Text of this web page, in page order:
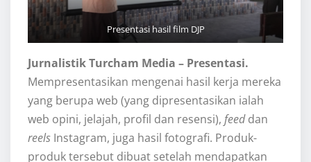
Presentasi hasil film DJP
Jurnalistik Turcham Media – Presentasi.
Mempresentasikan mengenai hasil kerja mereka
yang berupa web (yang dipresentasikan ialah
web opini, jelajah, profil dan resensi), feeddan
reels Instagram, juga hasil fotografi. Produk-
produk tersebut dibuat setelah mendapatkan